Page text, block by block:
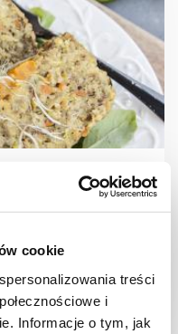
cookie
treści
i
Informacje o tym, jak
i soczewicą
kcal